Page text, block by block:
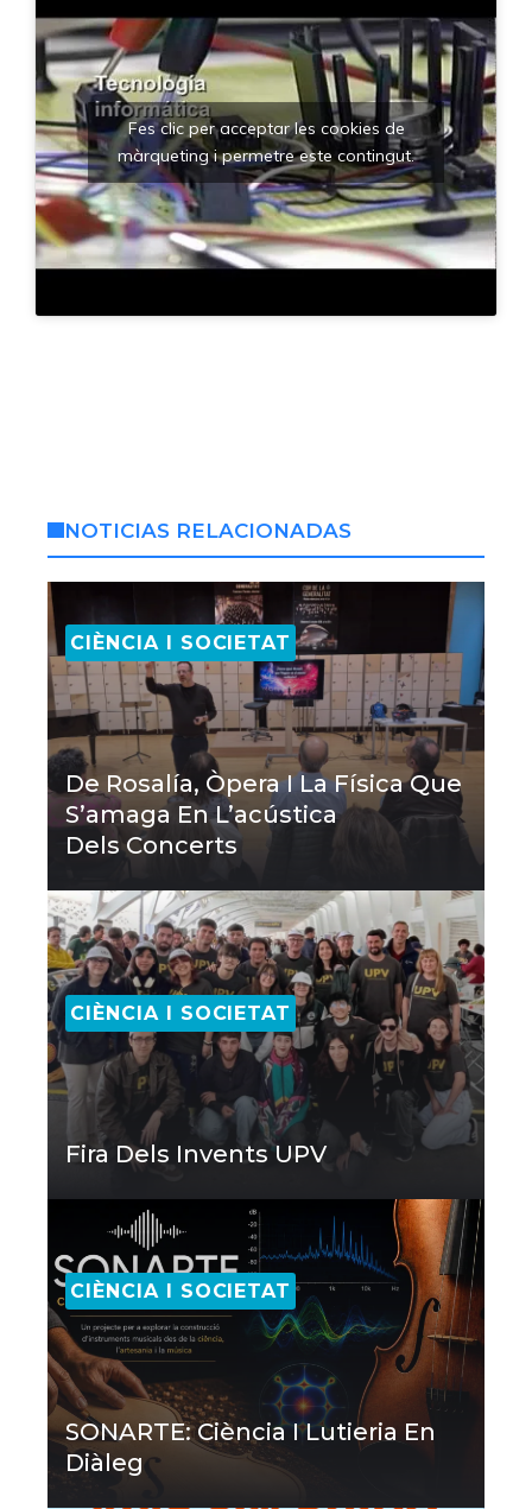
Fes clic per acceptar les cookies de
màrqueting i permetre este contingut.
NOTICIAS RELACIONADAS
CIÈNCIA I SOCIETAT
De Rosalía, Òpera I La Física Que
S’amaga En L’acústica
Dels Concerts
CIÈNCIA I SOCIETAT
Fira Dels Invents UPV
CIÈNCIA I SOCIETAT
SONARTE: Ciència I Lutieria En
Diàleg